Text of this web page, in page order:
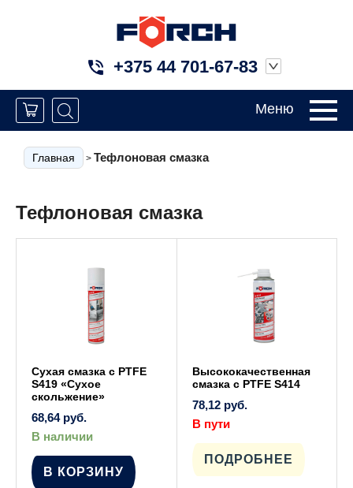
+375 44 701-67-83
Меню
Главная > Тефлоновая смазка
Тефлоновая смазка
Сухая смазка с PTFE
S419 «Сухое
скольжение»
68,64 руб.
В наличии
В КОРЗИНУ
Высококачественная
смазка с PTFE S414
78,12 руб.
В пути
ПОДРОБНЕЕ